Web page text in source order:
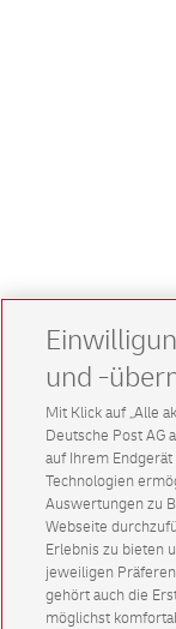
und -
Mit Klick auf „Alle
Deutsche Post AG
auf Ihrem
Technologien
Auswertungen zu
Webseite
Erlebnis zu bieten
jeweiligen
gehört auch die
möglichst